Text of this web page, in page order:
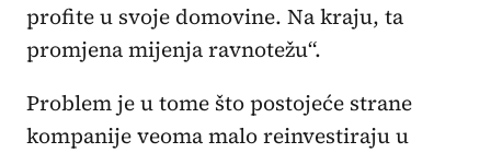
profite u svoje domovine. Na kraju, ta
promjena mijenja ravnotežu“.
Problem je u tome što postojeće strane
kompanije veoma malo reinvestiraju u